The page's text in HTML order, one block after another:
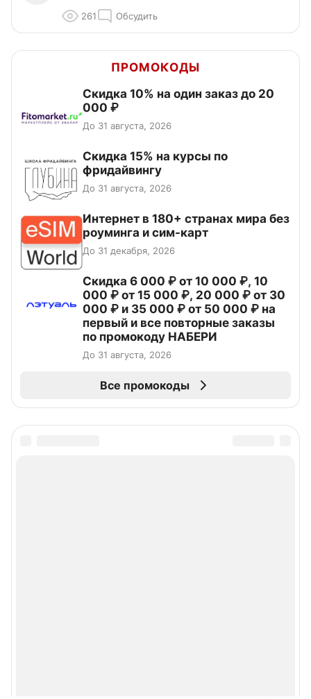
261 Обсудить
ПРОМОКОДЫ
Скидка 10% на один заказ до 20
000 ₽
До 31 августа, 2026
Скидка 15% на курсы по
фридайвингу
До 31 августа, 2026
Интернет в 180+ странах мира без
роуминга и сим-карт
До 31 декабря, 2026
Скидка 6 000 ₽ от 10 000 ₽, 10
000 ₽ от 15 000 ₽, 20 000 ₽ от 30
000 ₽ и 35 000 ₽ от 50 000 ₽ на
первый и все повторные заказы
по промокоду НАБЕРИ
До 31 августа, 2026
Все промокоды